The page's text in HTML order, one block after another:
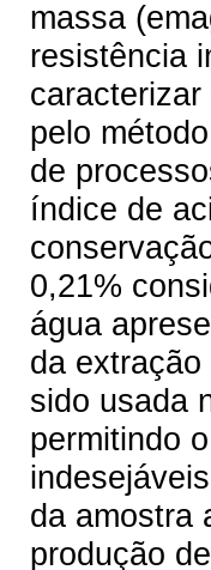
massa
resistência
pelo
de
índice de
0,21%
água
da
sido usada
permitindo
da amostra
produção